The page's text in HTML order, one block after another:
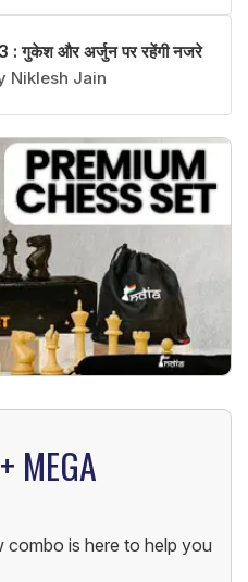
: गुकेश और अर्जुन पर रहेंगी नजरे
Niklesh Jain
MEGA
combo is here to help you